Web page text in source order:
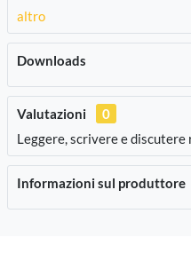
altro
Downloads
Valutazioni
0
Leggere, scrivere e discutere
Informazioni sul produttore